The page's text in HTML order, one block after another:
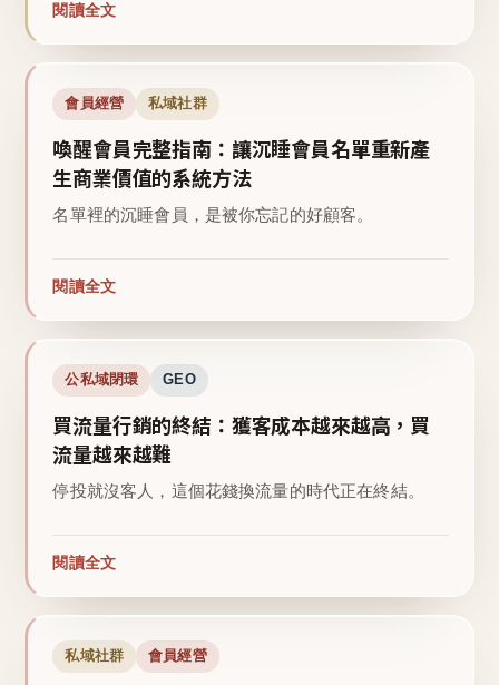
閱讀全文
會員經營 私域社群
喚醒會員完整指南：讓沉睡會員名單重新產
生商業價值的系統方法
名單裡的沉睡會員，是被你忘記的好顧客。
閱讀全文
公私域閉環 GEO
買流量行銷的終結：獲客成本越來越高，買
流量越來越難
停投就沒客人，這個花錢換流量的時代正在終結。
閱讀全文
私域社群 會員經營